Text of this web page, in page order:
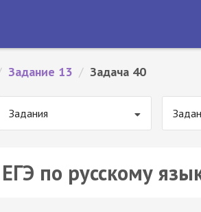
Задание 13 / Задача 40
Задания
по русскому